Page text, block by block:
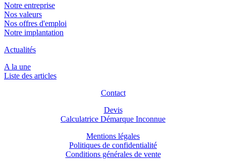
Notre entreprise
Nos valeurs
Nos offres d'emploi
Notre implantation
Actualités
A la une
Liste des articles
Contact
Devis
Calculatrice Démarque Inconnue
Mentions légales
Politiques de confidentialité
Conditions générales de vente